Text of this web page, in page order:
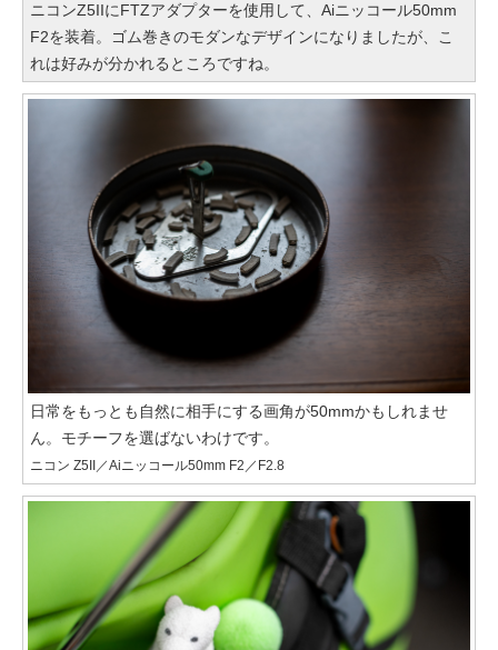
ニコンZ5IIにFTZアダプターを使用して、Aiニッコール50mm
F2を装着。ゴム巻きのモダンなデザインになりましたが、こ
れは好みが分かれるところですね。
日常をもっとも自然に相手にする画角が50mmかもしれませ
ん。モチーフを選ばないわけです。
ニコン Z5II／Aiニッコール50mm F2／F2.8